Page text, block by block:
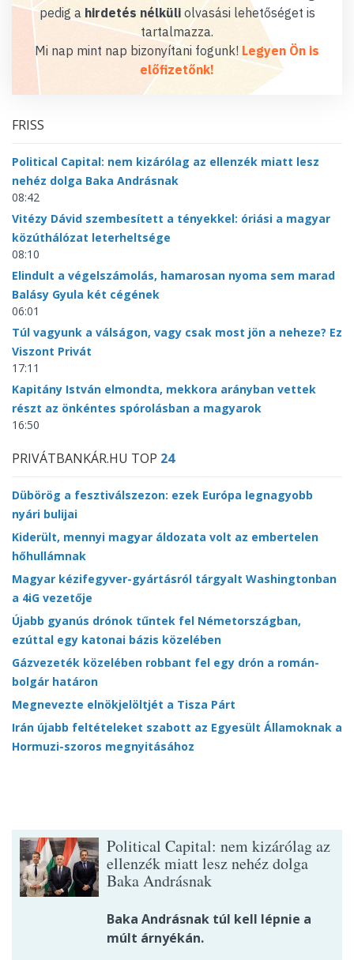
pedig a hirdetés nélküliolvasási lehetőséget is
tartalmazza.
Mi nap mint nap bizonyítani fogunk! Legyen Ön is
előfizetőnk!
FRISS
Political Capital: nem kizárólag az ellenzék miatt lesz
nehéz dolga Baka Andrásnak
08:42
Vitézy Dávid szembesített a tényekkel: óriási a magyar
közúthálózat leterheltsége
08:10
Elindult a végelszámolás, hamarosan nyoma sem marad
Balásy Gyula két cégének
06:01
Túl vagyunk a válságon, vagy csak most jön a neheze? Ez
Viszont Privát
17:11
Kapitány István elmondta, mekkora arányban vettek
részt az önkéntes spórolásban a magyarok
16:50
PRIVÁTBANKÁR.HU TOP 24
Dübörög a fesztiválszezon: ezek Európa legnagyobb
nyári bulijai
Kiderült, mennyi magyar áldozata volt az embertelen
hőhullámnak
Magyar kézifegyver-gyártásról tárgyalt Washingtonban
a 4iG vezetője
Újabb gyanús drónok tűntek fel Németországban,
ezúttal egy katonai bázis közelében
Gázvezeték közelében robbant fel egy drón a román-
bolgár határon
Megnevezte elnökjelöltjét a Tisza Párt
Irán újabb feltételeket szabott az Egyesült Államoknak a
Hormuzi-szoros megnyitásához
Political Capital: nem kizárólag az
ellenzék miatt lesz nehéz dolga
Baka Andrásnak
Baka Andrásnak túl kell lépnie a
múlt árnyékán.